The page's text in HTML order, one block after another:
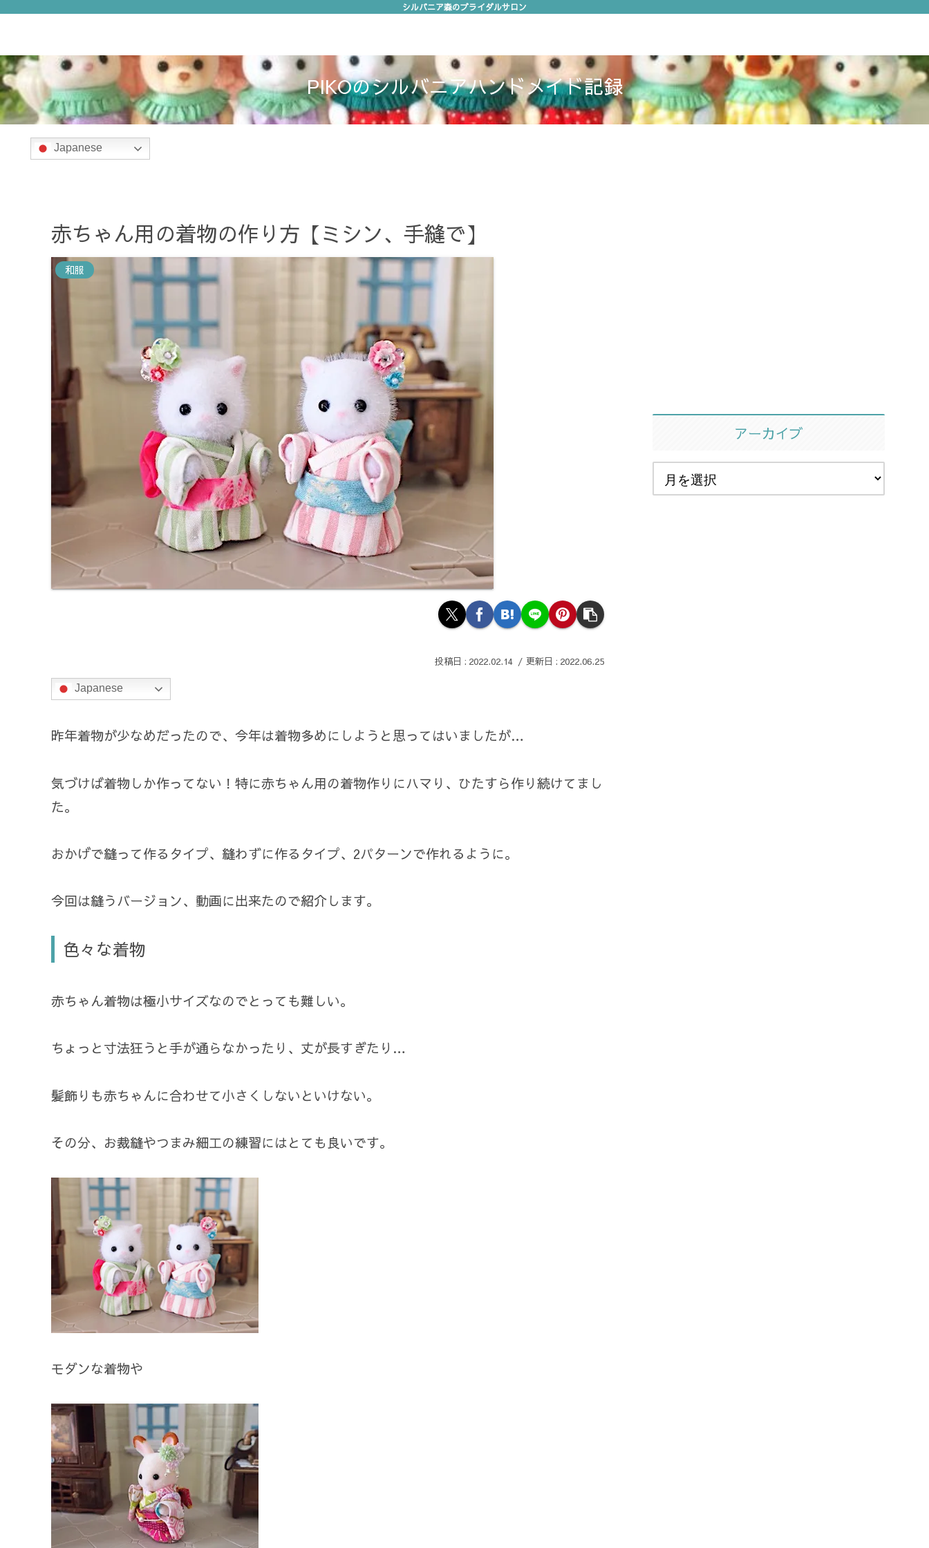
PIKOのシルバニアハンドメイド記録
シルバニア森のブライダルサロン
Japanese
赤ちゃん用の着物の作り方【ミシン、手縫で】
和服
2022.02.14 2022.06.25
Japanese
昨年着物が少なめだったので、今年は着物多めにしようと思ってはいましたが…
気づけば着物しか作ってない！特に赤ちゃん用の着物作りにハマり、ひたすら作り続けてまし
た。
おかげで縫って作るタイプ、縫わずに作るタイプ、2パターンで作れるように。
今回は縫うバージョン、動画に出来たので紹介します。
色々な着物
赤ちゃん着物は極小サイズなのでとっても難しい。
ちょっと寸法狂うと手が通らなかったり、丈が長すぎたり…
髪飾りも赤ちゃんに合わせて小さくしないといけない。
その分、お裁縫やつまみ細工の練習にはとても良いです。
モダンな着物や
アーカイブ